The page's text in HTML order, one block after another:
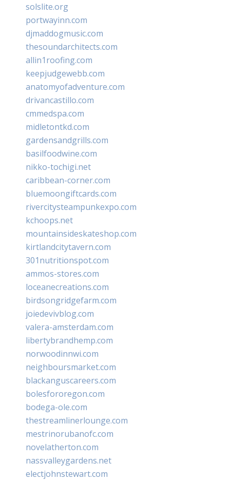
solslite.org
portwayinn.com
djmaddogmusic.com
thesoundarchitects.com
allin1roofing.com
keepjudgewebb.com
anatomyofadventure.com
drivancastillo.com
cmmedspa.com
midletontkd.com
gardensandgrills.com
basilfoodwine.com
nikko-tochigi.net
caribbean-corner.com
bluemoongiftcards.com
rivercitysteampunkexpo.com
kchoops.net
mountainsideskateshop.com
kirtlandcitytavern.com
301nutritionspot.com
ammos-stores.com
loceanecreations.com
birdsongridgefarm.com
joiedevivblog.com
valera-amsterdam.com
libertybrandhemp.com
norwoodinnwi.com
neighboursmarket.com
blackanguscareers.com
bolesfororegon.com
bodega-ole.com
thestreamlinerlounge.com
mestrinorubanofc.com
novelatherton.com
nassvalleygardens.net
electjohnstewart.com